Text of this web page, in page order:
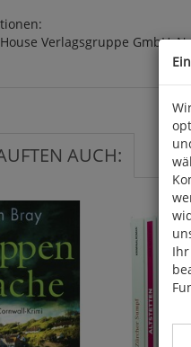
Verlagsgruppe GmbH,
AUCH: